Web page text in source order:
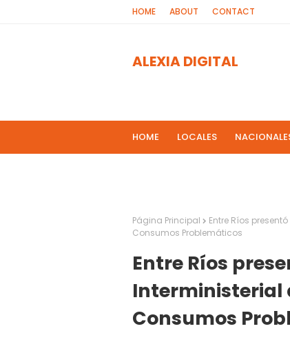
HOME ABOUT CONTACT
ALEXIA DIGITAL
HOME LOCALES
Página Principal
Entre Ríos
Consumos Problemáticos
Entre Ríos
Interministerial
Consumos